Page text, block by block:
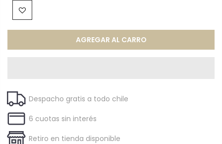
AGREGAR AL CARRO
Despacho gratis a todo chile
6 cuotas sin interés
Retiro en tienda disponible